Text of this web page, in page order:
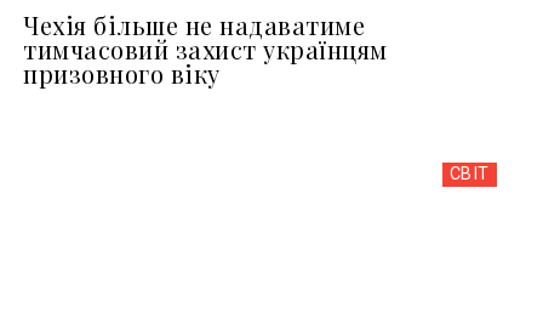
Чехія більше не надаватиме
тимчасовий захист українцям
призовного віку
СВІТ